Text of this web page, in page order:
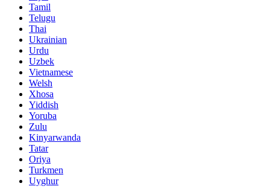
Tamil
Telugu
Thai
Ukrainian
Urdu
Uzbek
Vietnamese
Welsh
Xhosa
Yiddish
Yoruba
Zulu
Kinyarwanda
Tatar
Oriya
Turkmen
Uyghur